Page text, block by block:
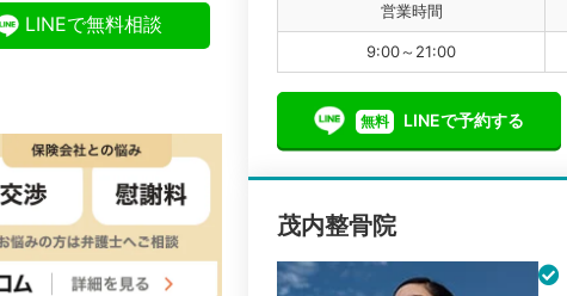
LINEで無料相談
営業時間
9:00～21:00
無料 LINEで予約する
茂内整骨院